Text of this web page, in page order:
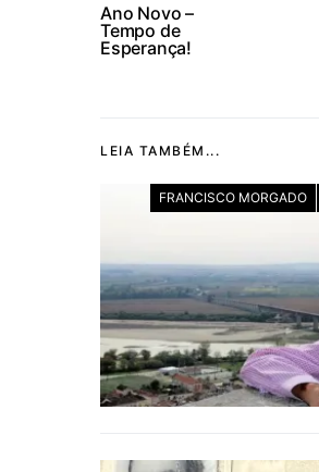
Ano Novo –
Tempo de
Esperança!
LEIA TAMBÉM...
FRANCISCO MORGADO